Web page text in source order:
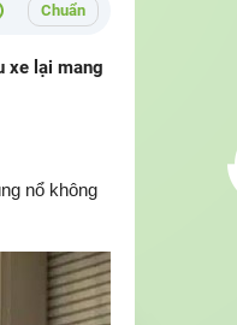
Chuẩn
xe lại mang
nổ không